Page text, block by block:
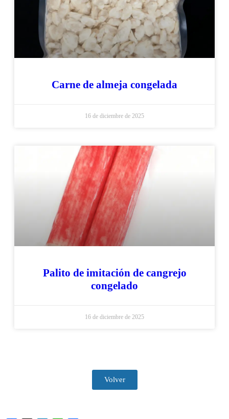
Carne de almeja congelada
16 de diciembre de 2025
Palito de imitación de cangrejo
congelado
16 de diciembre de 2025
Volver